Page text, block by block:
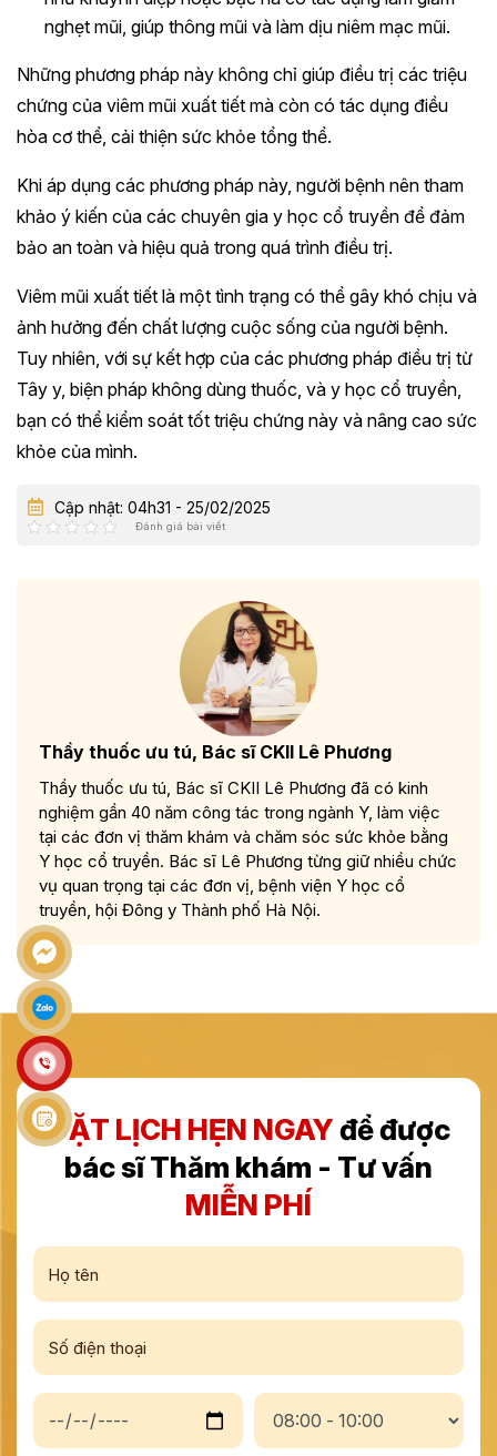
nghẹt mũi, giúp thông mũi và làm dịu niêm mạc mũi.
Những phương pháp này không chỉ giúp điều trị các triệu
chứng của viêm mũi xuất tiết mà còn có tác dụng điều
hòa cơ thể, cải thiện sức khỏe tổng thể.
Khi áp dụng các phương pháp này, người bệnh nên tham
khảo ý kiến của các chuyên gia y học cổ truyền để đảm
bảo an toàn và hiệu quả trong quá trình điều trị.
Viêm mũi xuất tiết là một tình trạng có thể gây khó chịu và
ảnh hưởng đến chất lượng cuộc sống của người bệnh.
Tuy nhiên, với sự kết hợp của các phương pháp điều trị từ
Tây y, biện pháp không dùng thuốc, và y học cổ truyền,
bạn có thể kiểm soát tốt triệu chứng này và nâng cao sức
khỏe của mình.
Cập nhật: 04h31 - 25/02/2025
Đánh giá bài viết
Thầy thuốc ưu tú, Bác sĩ CKII Lê Phương
Thầy thuốc ưu tú, Bác sĩ CKII Lê Phương đã có kinh
nghiệm gần 40 năm công tác trong ngành Y, làm việc
tại các đơn vị thăm khám và chăm sóc sức khỏe bằng
Y học cổ truyền. Bác sĩ Lê Phương từng giữ nhiều chức
vụ quan trọng tại các đơn vị, bệnh viện Y học cổ
truyền, hội Đông y Thành phố Hà Nội.
ĐẶT LỊCH HẸN NGAYđể được
bác sĩ Thăm khám - Tư vấn
MIỄN PHÍ